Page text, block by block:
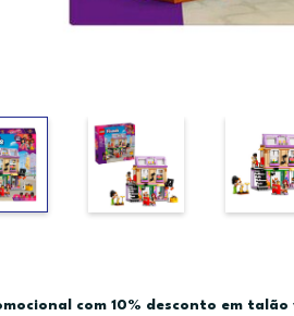
com 10% desconto em